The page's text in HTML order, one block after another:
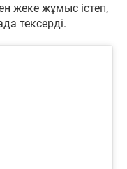
жеке жұмыс істеп,
тексерді.